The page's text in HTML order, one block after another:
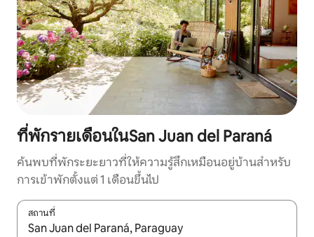
ที่พักรายเดือนในSan Juan del Paraná
ค้นพบที่พักระยะยาวที่ให้ความรู้สึกเหมือนอยู่บ้านสำหรับ
การเข้าพักตั้งแต่ 1 เดือนขึ้นไป
สถานที่
ใช้ลูกศรขึ้นลง หรือใช้การสัมผัสหรือปัด เพื่อสำรวจผลการค้นหา